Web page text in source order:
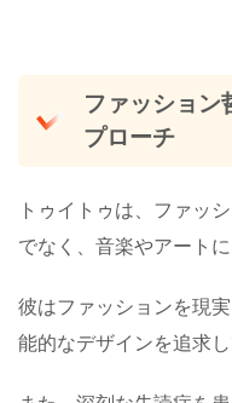
ファッション
プローチ
トゥイトゥは、ファッ
でなく、音楽やアート
彼はファッションを現
能的なデザインを追求し